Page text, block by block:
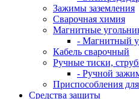
Зажимы заземления
Сварочная химия
Магнитные
- Магнитный
Кабель сварочный
Ручные тиски,
- Ручной
Приспособления
Средства защиты